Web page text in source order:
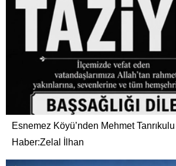
Esnemez Köyü’nden Mehmet
Haber:Zelal İlhan